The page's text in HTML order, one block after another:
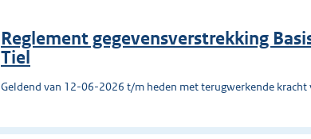
Reglement gegevensverstrekking
Tiel
Geldend van 12-06-2026 t/m heden met terugwerkende